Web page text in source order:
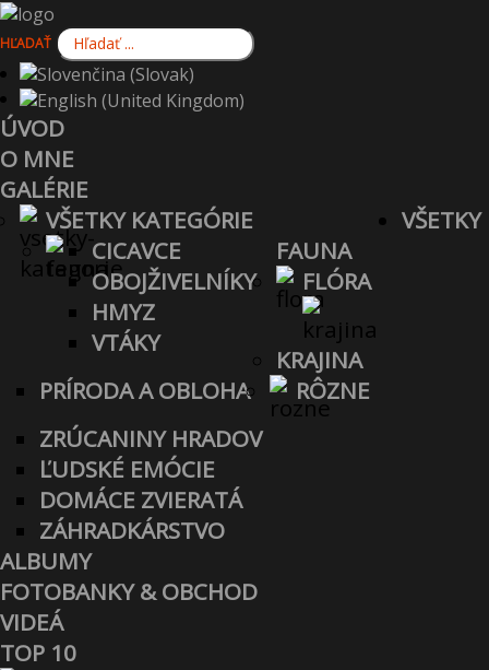
HĽADAŤ
ÚVOD
O MNE
GALÉRIE
VŠETKY KATEGÓRIE
FAUNA
CICAVCE
OBOJŽIVELNÍKY
HMYZ
VTÁKY
FLÓRA
KRAJINA
PRÍRODA A OBLOHA
RÔZNE
ZRÚCANINY HRADOV
ĽUDSKÉ EMÓCIE
DOMÁCE ZVIERATÁ
ZÁHRADKÁRSTVO
VŠETKY
ALBUMY
FOTOBANKY & OBCHOD
VIDEÁ
TOP 10